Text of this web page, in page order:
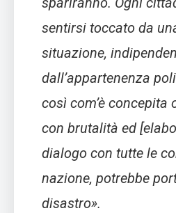
sentirsi toccato da
situazione,
dall’appartenenza
così com’è concepita
con brutalità ed
dialogo con tutte le
nazione, potrebbe
disastro».